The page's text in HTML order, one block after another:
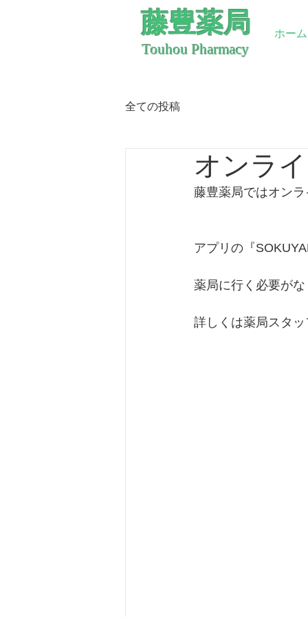
藤豊薬局
Touhou Pharmacy
ホーム
全ての投稿
オンラ
藤豊薬局ではオン
アプリの『
薬局に行く必要が
詳しくは薬局スタ